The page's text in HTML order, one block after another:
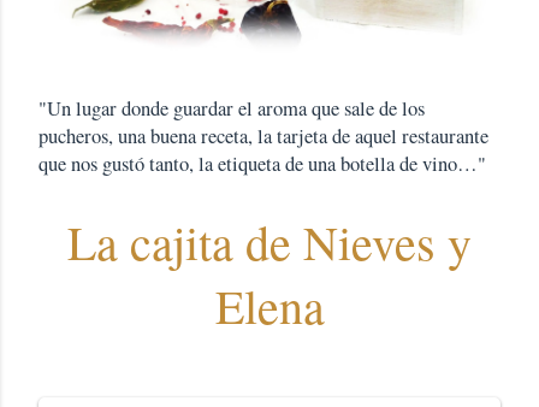
"Un lugar donde guardar el aroma que sale de los
pucheros, una buena receta, la tarjeta de aquel restaurante
que nos gustó tanto, la etiqueta de una botella de vino…"
La cajita de Nieves y
Elena